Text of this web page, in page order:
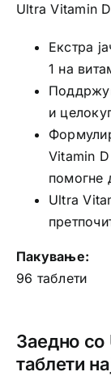
Ultra Vitamin
Екстра
1 на
и
Vitamin
помогне
Ultra
Пакување:
96 таблети
Заедно
таблети